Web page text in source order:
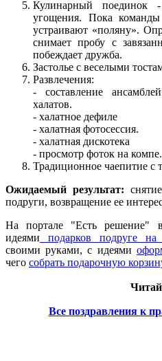
Кулинарный поединок -
угощения. Пока команды
устраивают «поляну».
снимает пробу с
побеждает дружба.
Застолье с веселыми
Развлечения:
- составление
халатов.
- халатное дефиле
- халатная фотосессия.
- халатная дискотека
- просмотр фоток на компе.
Традиционное чаепитие с
Ожидаемый результат:
подруги, возвращение ее
На портале "Есть решение"
идеями подарков подруге
своими руками, с идеями
чего собрать подарочную
Все поздравления к